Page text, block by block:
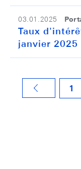
03.01.2025
Taux
janvier 2025
1